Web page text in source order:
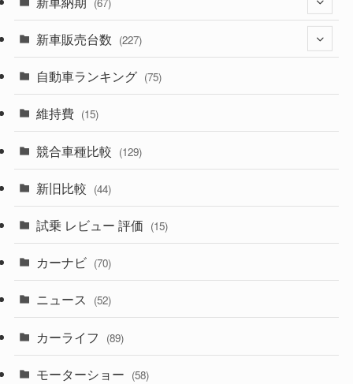
(525)
(357)
(328)
(194)
(230)
(253)
(242)
(85)
(84)
(14)
(222)
(50)
(43)
(6)
(9)
(58)
(28)
(27)
(26)
(28)
(8)
(3)
(3)
(5)
(1)
新車販売台数 (227)
(21)
(5)
(7)
(5)
自動車ランキング (75)
維持費 (15)
競合車種比較 (129)
新旧比較 (44)
試乗 レビュー 評価 (15)
カーナビ (70)
ニュース (52)
カーライフ (89)
モーターショー (58)